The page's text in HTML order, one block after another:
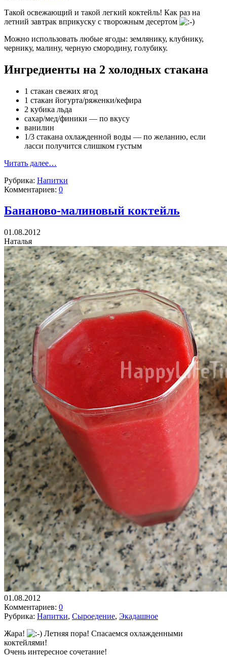
Такой освежающий и такой легкий коктейль! Как раз на
летний завтрак вприкуску с творожным десертом
Можно использовать любые ягоды: землянику, клубнику,
чернику, малину, черную смородину, голубику.
Ингредиенты на 2 холодных стакана
1 стакан свежих ягод
1 стакан йогурта/ряженки/кефира
2 кубика льда
сахар/мед/финики — по вкусу
ванилин
1/3 стакана охлажденной воды — по желанию, если
ласси получится слишком густым
Читать далее…
Рубрика: Напитки
Комментариев: 0
Бананово-малиновый коктейль
01.08.2012
Наталья
01.08.2012
Комментариев: 0
Рубрика: Напитки, Сыроедение, Экадашное
Жара!
Летняя пора! Спасаемся охлажденными
коктейлями!
Очень интересное сочетание!